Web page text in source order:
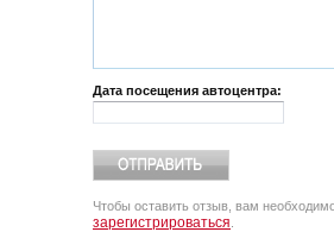
Дата посещения автоцентра:
Чтобы оставить отзыв, вам
зарегистрироваться